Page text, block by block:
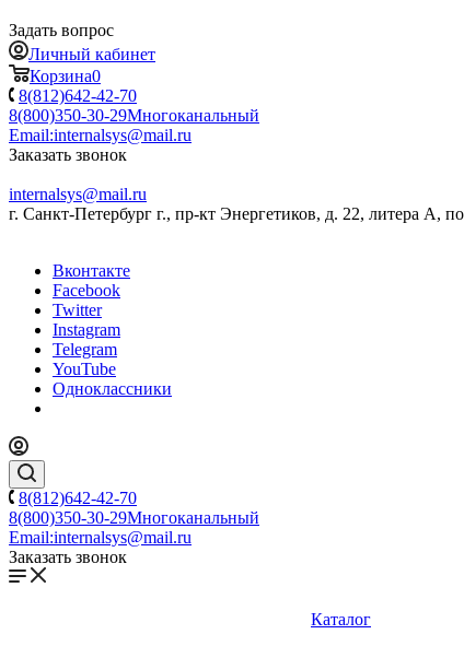
Задать вопрос
Личный кабинет
Корзина0
8(812)642-42-70
8(800)350-30-29Многоканальный
Email:internalsys@mail.ru
Заказать звонок
internalsys@mail.ru
г. Санкт-Петербург г., пр-кт Энергетиков, д. 22, литера
Вконтакте
Facebook
Twitter
Instagram
Telegram
YouTube
Одноклассники
8(812)642-42-70
8(800)350-30-29Многоканальный
Email:internalsys@mail.ru
Заказать звонок
Каталог